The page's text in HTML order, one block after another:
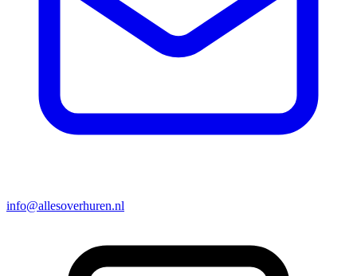
info@allesoverhuren.nl